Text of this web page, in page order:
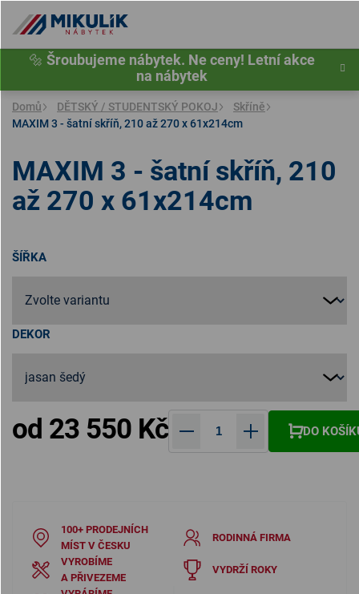
obsah
🔩 Šroubujeme nábytek. Ne ceny! Letní akce
na nábytek
Domů DĚTSKÝ / STUDENTSKÝ POKOJ
Skříně
MAXIM 3 - šatní skříň, 210 až 270 x 61x214cm
ŠÍŘKA
DEKOR
od 23 550 Kč DO
MAXIM 3 - šatní skříň, 210
až 270 x 61x214cm
100+ PRODEJNÍCH
MÍST V ČESKU
RODINNÁ FIRMA
VYROBÍME
A PŘIVEZEME
VYDRŽÍ ROKY